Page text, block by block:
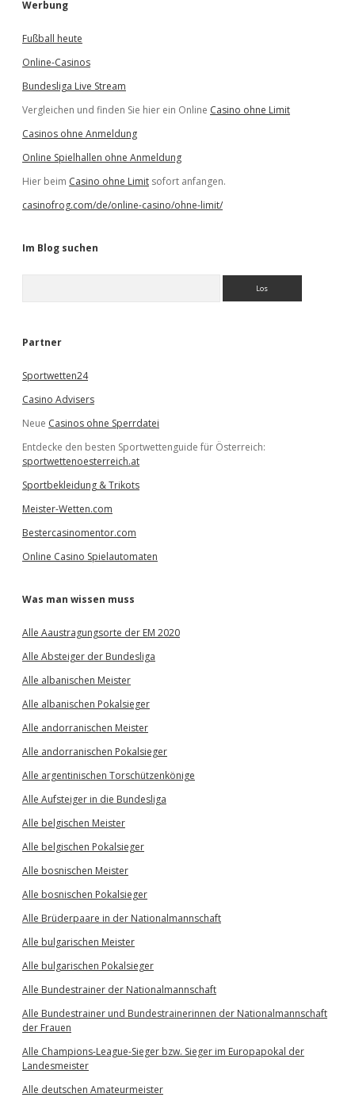
Werbung
Fußball heute
Online-Casinos
Bundesliga Live Stream
Vergleichen und finden Sie hier ein Online Casino ohne Limit
Casinos ohne Anmeldung
Online Spielhallen ohne Anmeldung
Hier beim Casino ohne Limit sofort anfangen.
casinofrog.com/de/online-casino/ohne-limit/
Im Blog suchen
e
Partner
Sportwetten24
Casino Advisers
Neue Casinos ohne Sperrdatei
Entdecke den besten Sportwettenguide für Österreich:
sportwettenoesterreich.at
Sportbekleidung & Trikots
Meister-Wetten.com
Bestercasinomentor.com
Online Casino Spielautomaten
Was man wissen muss
Alle Aaustragungsorte der EM 2020
Alle Absteiger der Bundesliga
Alle albanischen Meister
Alle albanischen Pokalsieger
Alle andorranischen Meister
Alle andorranischen Pokalsieger
Alle argentinischen Torschützenkönige
Alle Aufsteiger in die Bundesliga
Alle belgischen Meister
Alle belgischen Pokalsieger
Alle bosnischen Meister
Alle bosnischen Pokalsieger
Alle Brüderpaare in der Nationalmannschaft
Alle bulgarischen Meister
Alle bulgarischen Pokalsieger
Alle Bundestrainer der Nationalmannschaft
Alle Bundestrainer und Bundestrainerinnen der Nationalmannschaft
der Frauen
Alle Champions-League-Sieger bzw. Sieger im Europapokal der
Landesmeister
Alle deutschen Amateurmeister